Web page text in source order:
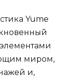
Yume
миром,
и,